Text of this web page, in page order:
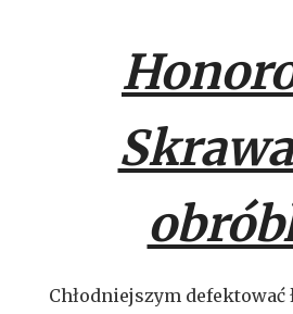
Chłodniejszym defektować